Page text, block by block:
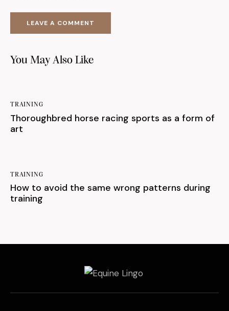
You May Also Like
TRAINING
Thoroughbred horse racing sports as a form of
art
TRAINING
How to avoid the same wrong patterns during
training